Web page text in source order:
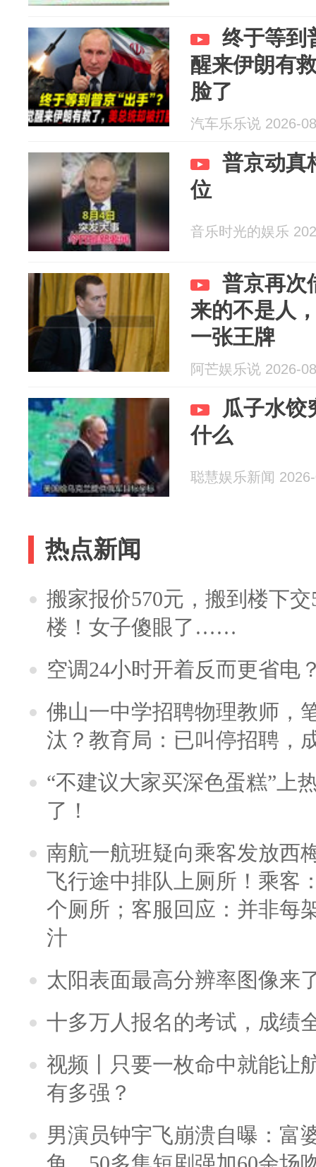
终于等到
醒来伊朗有
脸了
汽车乐乐说 2026-
普京动真
位
音乐时光的娱乐
普京再次
来的不是人
一张王牌
阿芒娱乐说 2026-
瓜子水饺
什么
聪慧娱乐新闻
热点新闻
搬家报价570元，搬到楼下
楼！女子傻眼了……
空调24小时开着反而更省电
佛山一中学招聘物理教师，
汰？教育局：已叫停招聘，
“不建议大家买深色蛋糕”上
了！
南航一航班疑向乘客发放西
飞行途中排队上厕所！乘客
个厕所；客服回应：并非每
汁
太阳表面最高分辨率图像来
十多万人报名的考试，成绩
视频丨只要一枚命中就能让
有多强？
男演员钟宇飞崩溃自曝：富